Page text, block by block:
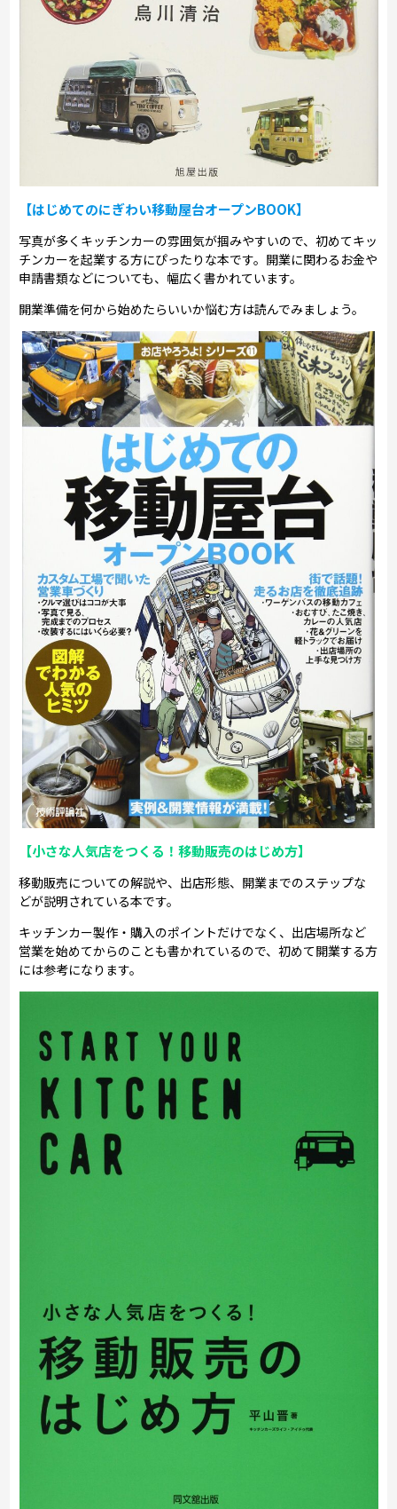
【はじめてのにぎわい移動屋台オープンBOOK】
写真が多くキッチンカーの雰囲気が掴みやすいので、初めてキッ
チンカーを起業する方にぴったりな本です。開業に関わるお金や
申請書類などについても、幅広く書かれています。
開業準備を何から始めたらいいか悩む方は読んでみましょう。
【小さな人気店をつくる！移動販売のはじめ方】
移動販売についての解説や、出店形態、開業までのステップな
どが説明されている本です。
キッチンカー製作・購入のポイントだけでなく、出店場所など
営業を始めてからのことも書かれているので、初めて開業する方
には参考になります。